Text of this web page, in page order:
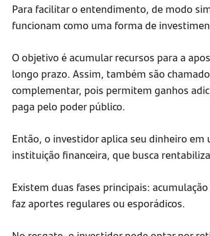
Para facilitar o entendimento, de modo
funcionam como uma forma de
O objetivo é acumular recursos para a
longo prazo. Assim, também são
complementar, pois permitem ganhos
paga pelo poder público.
Então, o investidor aplica seu dinheiro
instituição financeira, que busca
Existem duas fases principais:
faz aportes regulares ou esporádicos.